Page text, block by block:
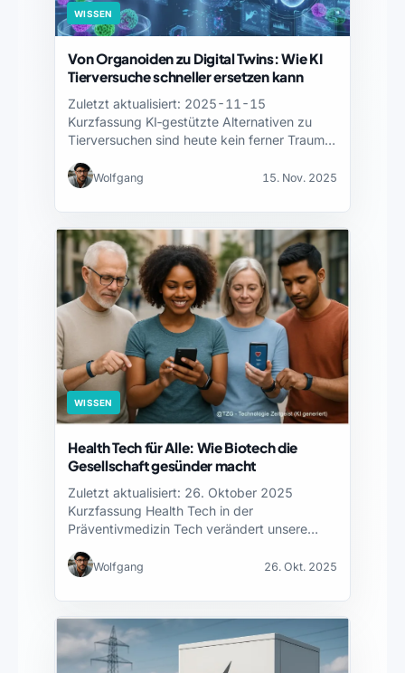
WISSEN
Von Organoiden zu Digital Twins: Wie KI
Tierversuche schneller ersetzen kann
Zuletzt aktualisiert: 2025-11-15
Kurzfassung KI‑gestützte Alternativen zu
Tierversuchen sind heute kein ferner Traum,
Wolfgang 15. Nov. 2025
WISSEN
Health Tech für Alle: Wie Biotech die
Gesellschaft gesünder macht
Zuletzt aktualisiert: 26. Oktober 2025
Kurzfassung Health Tech in der
Präventivmedizin Tech verändert unsere
Wolfgang 26. Okt. 2025